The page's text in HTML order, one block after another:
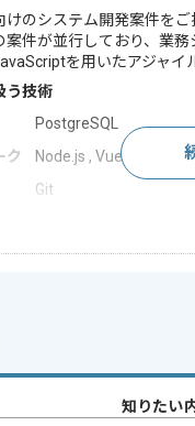
けのシステム開発案件を
案件が並行しており、業
を用いたアジャイ
う技術
PostgreSQL
ク
Node.js , Vue.js , Nuxt.js
Git
、Nuxt.js等のフレー
を用いた開発経験
オーナー、スクラムマス
知りたい